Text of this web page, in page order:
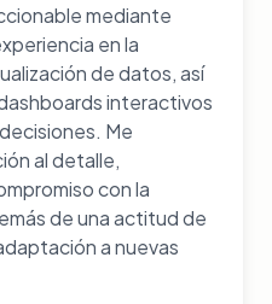
mediante
en la
de datos, así
interactivos
Me
al detalle,
con la
de una actitud de
a nuevas